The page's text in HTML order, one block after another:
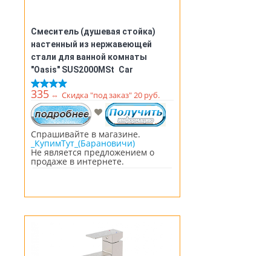
Смеситель (душевая стойка)
настенный из нержавеющей
стали для ванной комнаты
"Oasis" SUS2000MSt_Car
335 ⇔ Скидка "под заказ" 20 руб.
Спрашивайте в магазине.
_КупимТут_(Барановичи)
Не является предложением о
продаже в интернете.